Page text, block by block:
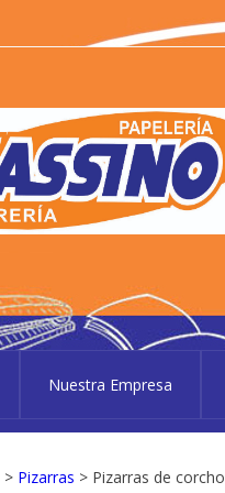
Nuestra Empresa
> Pizarras > Pizarras de corcho